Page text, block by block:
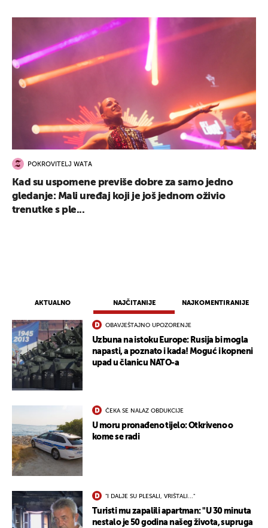
AKTUALNO NAJČITANIJE NAJKOMENTIRANIJE
OBAVJEŠTAJNO UPOZORENJE
Uzbuna na istoku Europe: Rusija bi mogla
napasti, a poznato i kada! Moguć i kopneni
upad u članicu NATO-a
ČEKA SE NALAZ OBDUKCIJE
U moru pronađeno tijelo: Otkriveno o
kome se radi
"I DALJE SU PLESALI, VRIŠTALI..."
Turisti mu zapalili apartman: "U 30 minuta
nestalo je 50 godina našeg života, supruga
POKROVITELJ WATA
Kad su uspomene previše dobre za samo jedno
gledanje: Mali uređaj koji je još jednom oživio
trenutke s ple...